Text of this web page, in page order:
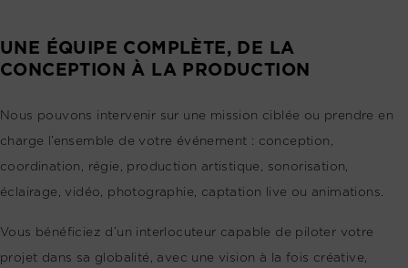
UNE ÉQUIPE COMPLÈTE, DE LA
CONCEPTION À LA PRODUCTION
Nous pouvons intervenir sur une mission ciblée ou prendre en
charge l’ensemble de votre événement : conception,
coordination, régie, production artistique, sonorisation,
éclairage, vidéo, photographie, captation live ou animations.
Vous bénéficiez d’un interlocuteur capable de piloter votre
projet dans sa globalité, avec une vision à la fois créative,